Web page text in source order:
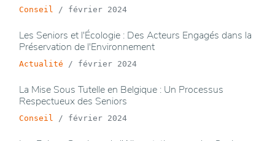
Conseil / février 2024
Les Seniors et l'Écologie : Des Acteurs Engagés dans la
Préservation de l'Environnement
Actualité / février 2024
La Mise Sous Tutelle en Belgique : Un Processus
Respectueux des Seniors
Conseil / février 2024